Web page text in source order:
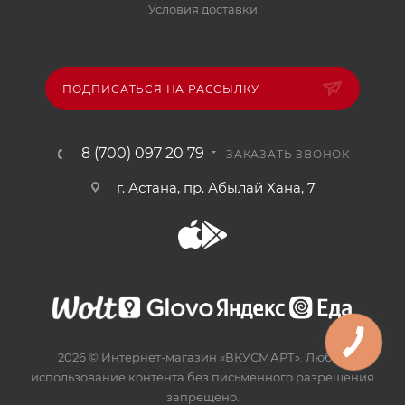
Условия доставки
ПОДПИСАТЬСЯ НА РАССЫЛКУ
8 (700) 097 20 79 ЗАКАЗАТЬ ЗВОНОК
г. Астана, пр. Абылай Хана, 7
2026 © Интернет-магазин «ВКУСМАРТ». Любое
использование контента без письменного разрешения
запрещено.